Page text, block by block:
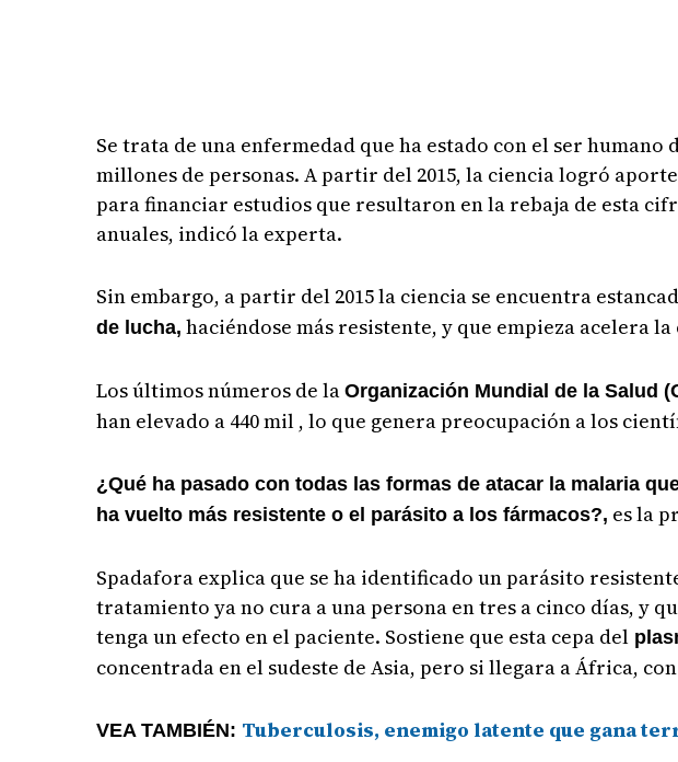
Se trata de una enfermedad que ha estado con el ser humano
millones de personas. A partir del 2015, la ciencia logró
para financiar estudios que resultaron en la rebaja de esta
anuales, indicó la experta.
Sin embargo, a partir del 2015 la ciencia se encuentra
de lucha, haciéndose más resistente, y que empieza acelera
Los últimos números de laOrganización Mundial de la Salud
han elevado a 440 mil , lo que genera preocupación a los
¿Qué ha pasado con todas las formas de atacar la malaria
ha vuelto más resistente o el parásito a los fármacos?, es la
Spadafora explica que se ha identificado un parásito
tratamiento ya no cura a una persona en tres a cinco días, y
tenga un efecto en el paciente. Sostiene que esta cepa del
concentrada en el sudeste de Asia, pero si llegara a África,
VEA TAMBIÉN: Tuberculosis, enemigo latente que gana